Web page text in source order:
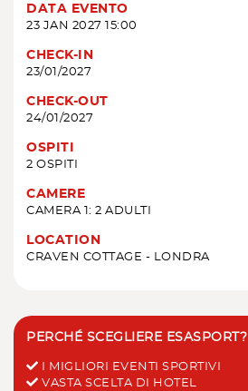
DATA EVENTO
23 JAN 2027 15:00
CHECK-IN
23/01/2027
CHECK-OUT
24/01/2027
OSPITI
2 OSPITI
CAMERE
CAMERA 1: 2 ADULTI
LOCATION
CRAVEN COTTAGE - LONDRA
PERCHÉ SCEGLIERE ESASPORT?
I MIGLIORI EVENTI SPORTIVI
VASTA SCELTA DI HOTEL